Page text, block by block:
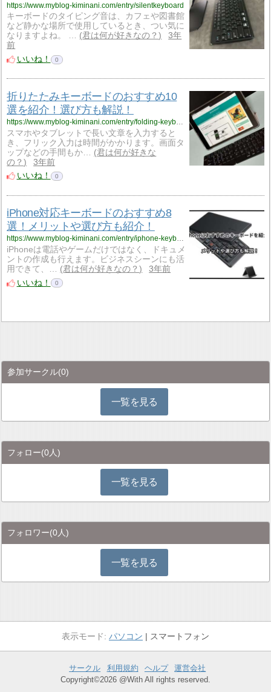
https://www.myblog-kiminani.com/entry/silentkeyboard
キーボードのタイピング音は、カフェや図書館
など静かな場所で使用しているとき、つい気に
なりますよね。 …
君は何が好きなの？
3年
前
いいね！
0
折りたたみキーボードのおすすめ10
選を紹介！選び方も解説！
https://www.myblog-kiminani.com/entry/folding-keyboard
スマホやタブレットで長い文章を入力すると
き、フリック入力は時間がかかります。画面タ
ップなどの手間もか…
君は何が好きな
の？
3年前
いいね！
0
iPhone対応キーボードのおすすめ8
選！メリットや選び方も紹介！
https://www.myblog-kiminani.com/entry/iphone-keyboard
iPhoneは電話やゲームだけではなく、ドキュメ
ントの作成も行えます。ビジネスシーンにも活
用できて、…
君は何が好きなの？
3年前
いいね！
0
参加サークル(0)
一覧を見る
フォロー(0人)
一覧を見る
フォロワー(0人)
一覧を見る
パソコン スマートフォン
サークル 利用規約 ヘルプ
運営会社
Copyright©2026 @With All rights reserved.